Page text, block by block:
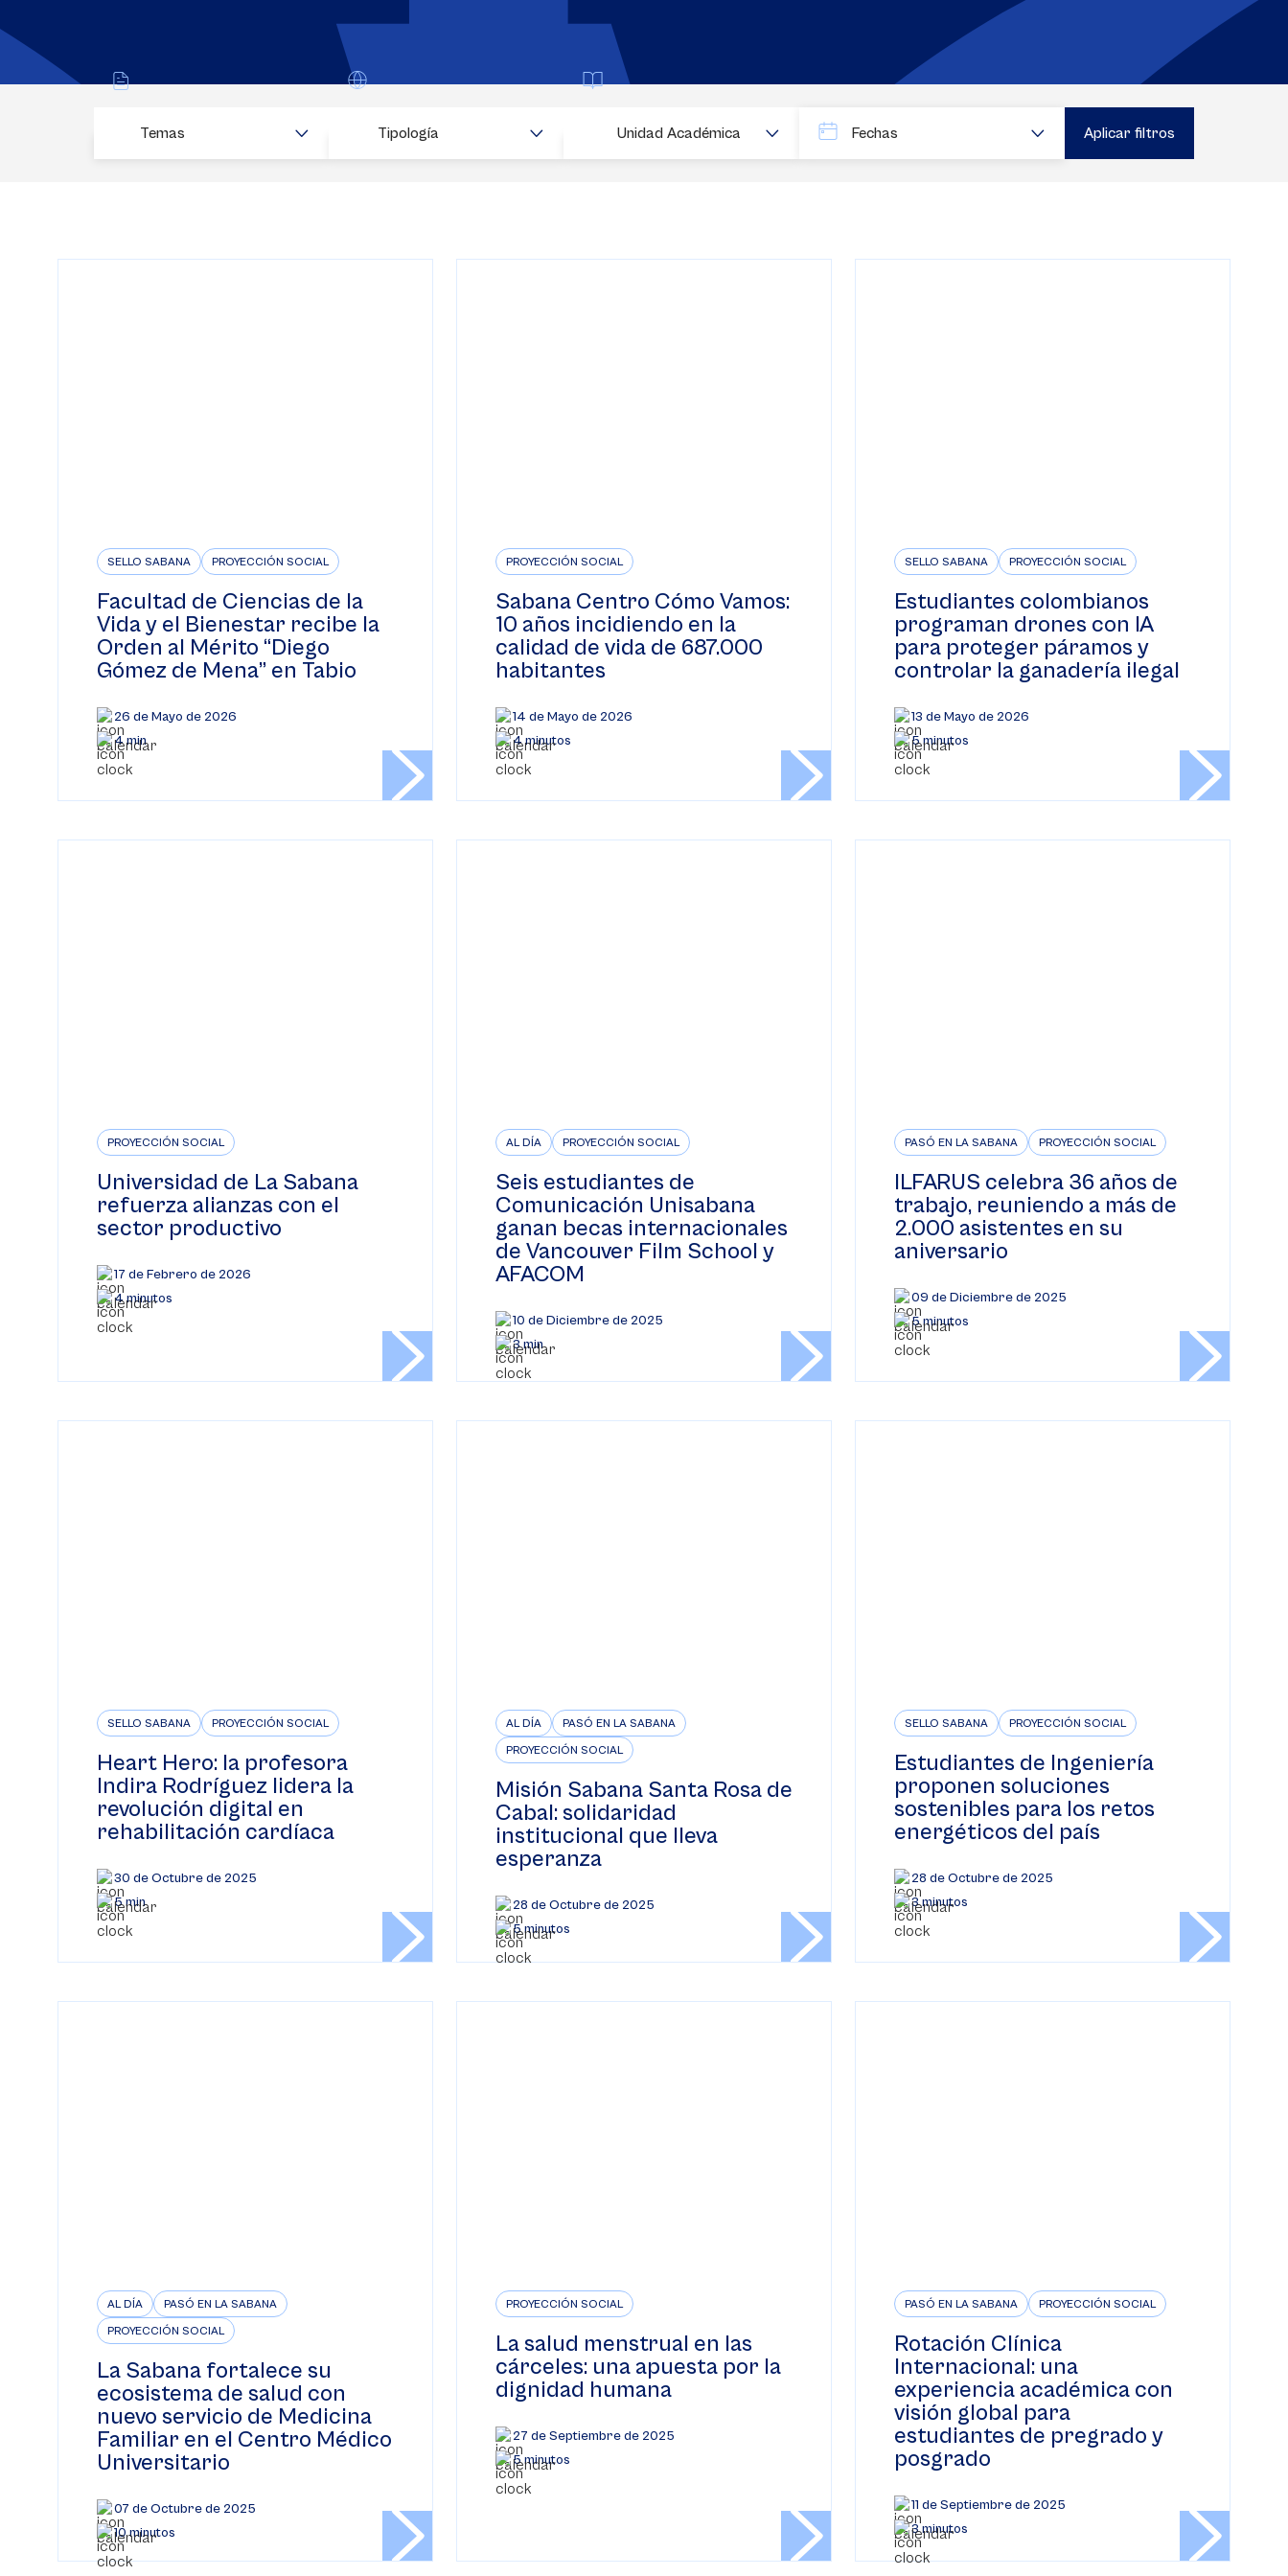
Temas Tipología Unidad Académica
Fechas
Buscar
SELLO SABANA PROYECCIÓN SOCIAL
Facultad de Ciencias de la
Vida y el Bienestar recibe la
Orden al Mérito “Diego
Gómez de Mena” en Tabio
26 de Mayo de 2026
4 min
PROYECCIÓN SOCIAL
Sabana Centro Cómo Vamos:
10 años incidiendo en la
calidad de vida de 687.000
habitantes
14 de Mayo de 2026
4 minutos
SELLO SABANA PROYECCIÓN SOCIAL
Estudiantes colombianos
programan drones con IA
para proteger páramos y
controlar la ganadería ilegal
13 de Mayo de 2026
5 minutos
PROYECCIÓN SOCIAL
Universidad de La Sabana
refuerza alianzas con el
sector productivo
17 de Febrero de 2026
4 minutos
AL DÍA PROYECCIÓN SOCIAL
Seis estudiantes de
Comunicación Unisabana
ganan becas internacionales
de Vancouver Film School y
AFACOM
10 de Diciembre de 2025
3 min
PASÓ EN LA SABANA PROYECCIÓN SOCIAL
ILFARUS celebra 36 años de
trabajo, reuniendo a más de
2.000 asistentes en su
aniversario
09 de Diciembre de 2025
5 minutos
SELLO SABANA PROYECCIÓN SOCIAL
Heart Hero: la profesora
Indira Rodríguez lidera la
revolución digital en
rehabilitación cardíaca
30 de Octubre de 2025
5 min
AL DÍA PASÓ EN LA SABANA
PROYECCIÓN SOCIAL
Misión Sabana Santa Rosa de
Cabal: solidaridad
institucional que lleva
esperanza
28 de Octubre de 2025
5 minutos
SELLO SABANA PROYECCIÓN SOCIAL
Estudiantes de Ingeniería
proponen soluciones
sostenibles para los retos
energéticos del país
28 de Octubre de 2025
3 minutos
AL DÍA PASÓ EN LA SABANA
PROYECCIÓN SOCIAL
La Sabana fortalece su
ecosistema de salud con
nuevo servicio de Medicina
Familiar en el Centro Médico
Universitario
07 de Octubre de 2025
10 minutos
PROYECCIÓN SOCIAL
La salud menstrual en las
cárceles: una apuesta por la
dignidad humana
27 de Septiembre de 2025
5 minutos
PASÓ EN LA SABANA PROYECCIÓN SOCIAL
Rotación Clínica
Internacional: una
experiencia académica con
visión global para
estudiantes de pregrado y
posgrado
11 de Septiembre de 2025
3 minutos